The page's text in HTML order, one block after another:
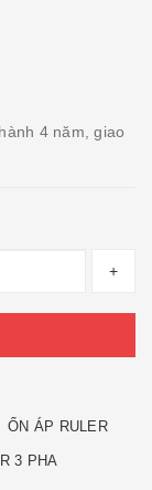
4 năm, giao
+
ỔN ÁP RULER
3 PHA